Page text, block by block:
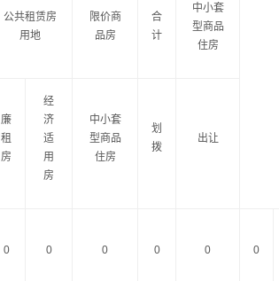
公共租赁房
用地
限价商
品房
合
计
中小套
型商品
住房
廉
租
房
经
济
适
用
房
中小套
型商品
住房
划
拨
出让
0 0 0 0 0 0